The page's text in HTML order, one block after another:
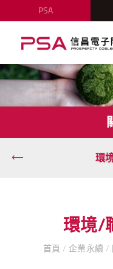
PSA
環
環境/
首頁 / 企業永續 /